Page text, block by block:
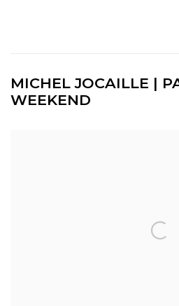
MICHEL JOCAILLE |
WEEKEND